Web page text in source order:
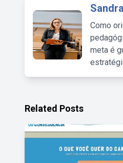
Sandra
Como
meta é
Related Posts